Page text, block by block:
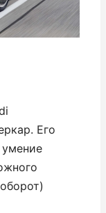
Его
умение